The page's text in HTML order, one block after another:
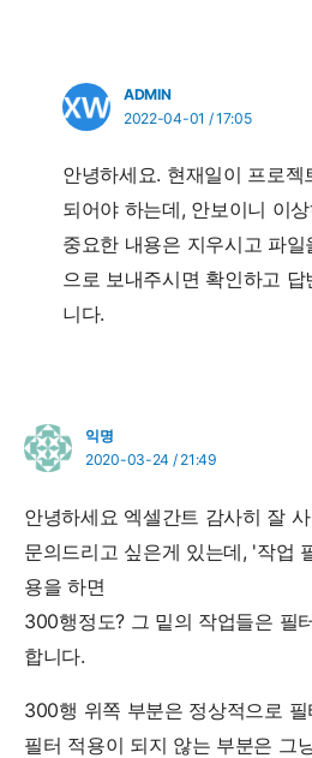
ADMIN
2022-04-01 / 17:05
안녕하세요. 현재일이 프로
되어야 하는데, 안보이니 이
중요한 내용은 지우시고 파일
으로 보내주시면 확인하고
니다.
익명
2020-03-24 / 21:49
안녕하세요 엑셀간트 감사히 잘
문의드리고 싶은게 있는데, '작업
용을 하면
300행정도? 그 밑의 작업들은 필
합니다.
300행 위쪽 부분은 정상적으로
필터 적용이 되지 않는 부분은 그